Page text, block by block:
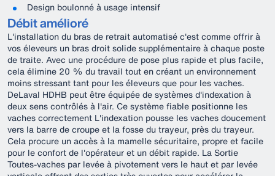
Design boulonné à usage intensif
Débit amélioré
L'installation du bras de retrait automatisé c'est comme offrir à
vos éleveurs un bras droit solide supplémentaire à chaque poste
de traite. Avec une procédure de pose plus rapide et plus facile,
cela élimine 20 % du travail tout en créant un environnement
moins stressant tant pour les éleveurs que pour les vaches.
DeLaval HDHB peut être équipée de systèmes d'indexation à
deux sens contrôlés à l'air. Ce système fiable positionne les
vaches correctement L'indexation pousse les vaches doucement
vers la barre de croupe et la fosse du trayeur, près du trayeur.
Cela procure un accès à la mamelle sécuritaire, propre et facile
pour le confort de l'opérateur et un débit rapide. La Sortie
Toutes-vaches par levée à pivotement vers le haut et par levée